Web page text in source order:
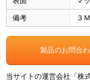
備考 ３
製品のお問合
当サイトの運営会社「株